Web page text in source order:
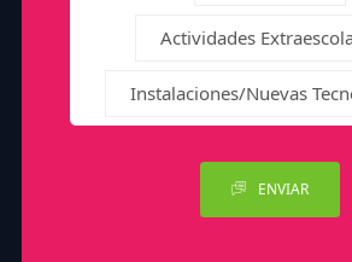
Actividades
Instalaciones/Nuevas
ENVIAR